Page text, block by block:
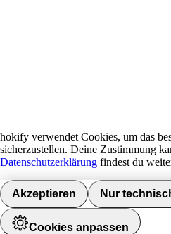
i
NAVIGATION
Aktuelle Jobs
Standorte
Jobalarm aktivieren
hokify verwendet Cookies, um das
sicherzustellen. Deine Zustimmung
Datenschutzerklärung findest du
Akzeptieren Nur
Cookies anpassen